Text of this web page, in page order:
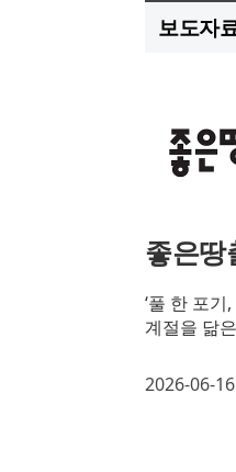
보도자
좋은땅
‘풀 한 포
계절을 닮
2026-06-